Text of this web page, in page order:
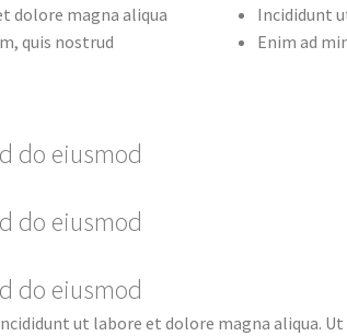
dolore magna aliqua
quis nostrud
Incididunt
Enim ad
do eiusmod
do eiusmod
do eiusmod
ut labore et dolore magna aliqua.